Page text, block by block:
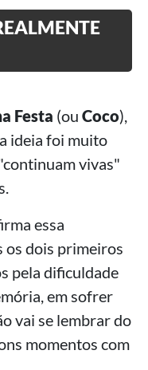
Festa (ou Coco),
ideia foi muito
vivas"
essa
os dois primeiros
pela dificuldade
em sofrer
vai se lembrar do
momentos com